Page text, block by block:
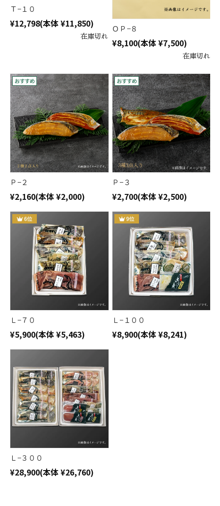
Ｔ−１０
¥12,798(本体 ¥11,850)
在庫切れ
ＯＰ−８
¥8,100(本体 ¥7,500)
在庫切れ
Ｐ−２
¥2,160(本体 ¥2,000)
Ｐ−３
¥2,700(本体 ¥2,500)
Ｌ−７０
¥5,900(本体 ¥5,463)
Ｌ−１００
¥8,900(本体 ¥8,241)
Ｌ−３００
¥28,900(本体 ¥26,760)